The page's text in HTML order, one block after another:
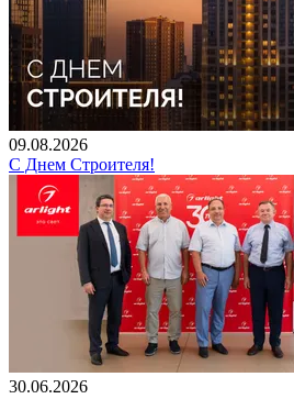
09.08.2026
С Днем Строителя!
30.06.2026